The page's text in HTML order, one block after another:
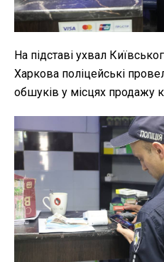
На підставі ухвал
Харкова поліцейські
обшуків у місцях продажу